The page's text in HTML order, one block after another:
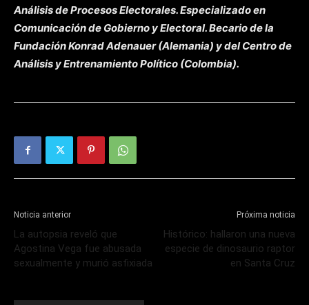
Análisis de Procesos Electorales. Especializado en
Comunicación de Gobierno y Electoral. Becario de la
Fundación Konrad Adenauer (Alemania) y del Centro de
Análisis y Entrenamiento Político (Colombia).
Noticia anterior
La autopsia reveló que
Agostina Vega fue abusada
sexualmente y murió asfixiada
Próxima noticia
Histórico: hallaron una nueva
especie de dinosaurio raptor
en Santa Cruz